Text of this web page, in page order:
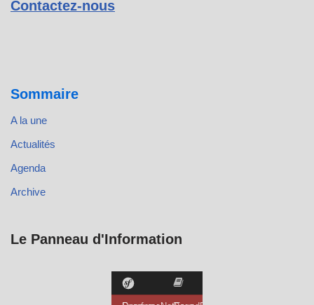
Contactez-nous
Sommaire
A la une
Actualités
Agenda
Archive
Le Panneau d'Information